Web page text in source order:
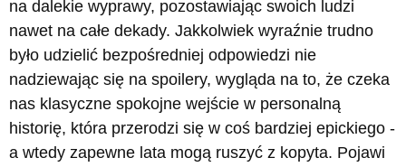
na dalekie wyprawy, pozostawiając swoich ludzi
nawet na całe dekady. Jakkolwiek wyraźnie trudno
było udzielić bezpośredniej odpowiedzi nie
nadziewając się na spoilery, wygląda na to, że czeka
nas klasyczne spokojne wejście w personalną
historię, która przerodzi się w coś bardziej epickiego -
a wtedy zapewne lata mogą ruszyć z kopyta. Pojawi